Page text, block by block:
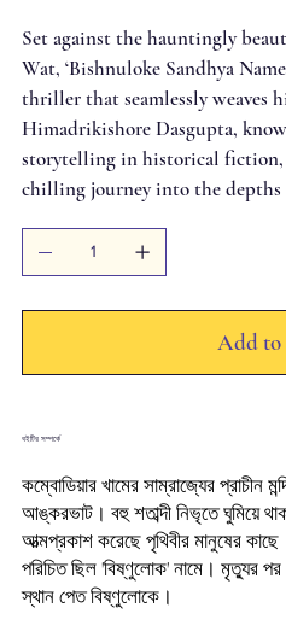
Set against the hauntingly
Wat, ‘Bishnuloke Sandhya
thriller that seamlessly weaves
Himadrikishore Dasgupta,
storytelling in historical fiction,
chilling journey into the depths
Add to
বইটির সম্পর্কে
কম্বোডিয়ার খামের সাম্রাজ্যের প্রাচীন
আঙ্করভাট। বহু শতাব্দী নিভৃতে ঘুমিয়ে
আত্মপ্রকাশ করেছে পৃথিবীর মানুষের
পরিচিত ছিল 'বিষ্ণুলোক' নামে। মৃত্যুর পর
স্থান পেত বিষ্ণুলোকে।